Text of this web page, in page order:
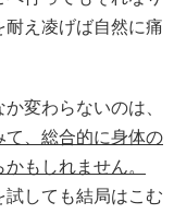
え凌げば自然に痛
変わらないのは、
て、総合的に身体の
もしれません。
試しても結局はこむ